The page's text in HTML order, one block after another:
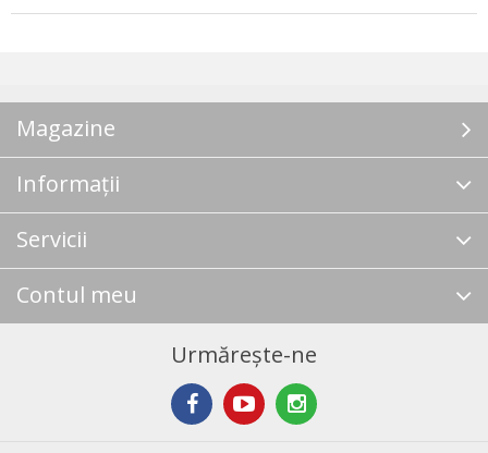
Magazine
Informații
Servicii
Contul meu
Urmărește-ne